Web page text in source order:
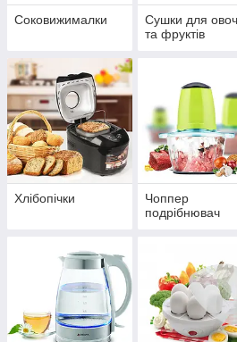
Соковижималки
Сушки для
та фруктів
Хлібопічки
Чоппер
подрібнювач